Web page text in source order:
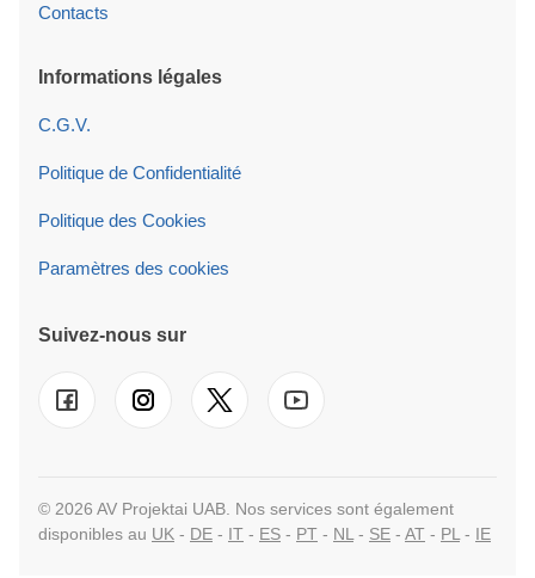
Contacts
Informations légales
C.G.V.
Politique de Confidentialité
Politique des Cookies
Paramètres des cookies
Suivez-nous sur
© 2026 AV Projektai UAB. Nos services sont également
disponibles au UK - DE - IT - ES - PT - NL - SE - AT - PL - IE